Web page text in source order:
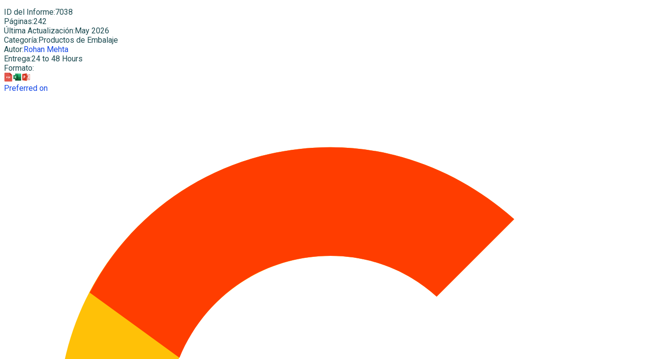
ID del Informe:7038
Páginas:242
Última Actualización: May 2026
Categoría: Productos de Embalaje
Autor: Rohan Mehta
Entrega:24 to 48 Hours
Formato:
Preferred on